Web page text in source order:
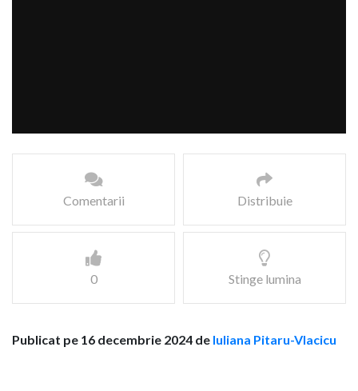
Comentarii Distribuie
0 Stinge lumina
Publicat pe 16 decembrie 2024 de Iuliana Pitaru-Vlacicu